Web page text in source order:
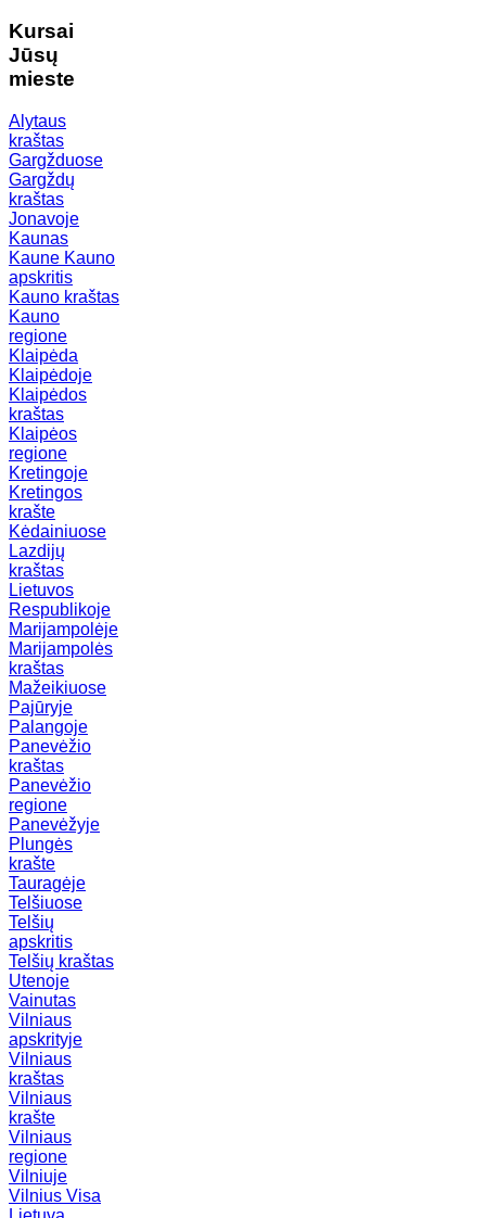
Kursai
Jūsų
mieste
Alytaus
kraštas
Gargžduose
Gargždų
kraštas
Jonavoje
Kaunas
Kaune Kauno
apskritis
Kauno kraštas
Kauno
regione
Klaipėda
Klaipėdoje
Klaipėdos
kraštas
Klaipėos
regione
Kretingoje
Kretingos
krašte
Kėdainiuose
Lazdijų
kraštas
Lietuvos
Respublikoje
Marijampolėje
Marijampolės
kraštas
Mažeikiuose
Pajūryje
Palangoje
Panevėžio
kraštas
Panevėžio
regione
Panevėžyje
Plungės
krašte
Tauragėje
Telšiuose
Telšių
apskritis
Telšių kraštas
Utenoje
Vainutas
Vilniaus
apskrityje
Vilniaus
kraštas
Vilniaus
krašte
Vilniaus
regione
Vilniuje
Vilnius Visa